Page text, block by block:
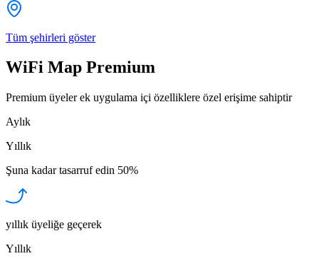
Tüm şehirleri göster
WiFi Map Premium
Premium üyeler ek uygulama içi özelliklere özel erişime sahiptir
Aylık
Yıllık
Şuna kadar tasarruf edin 50%
yıllık üyeliğe geçerek
Yıllık